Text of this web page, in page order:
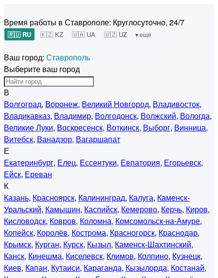
Время работы в Ставрополе: Круглосуточно, 24/7
🇷🇺 RU 🇰🇿 KZ 🇺🇦 UA 🇺🇿 UZ ▾ ещё
Ваш город: Ставрополь
Выберите ваш город
В
Волгоград, Воронеж, Великий Новгород, Владивосток,
Владикавказ, Владимир, Волгодонск, Волжский, Вологда,
Великие Луки, Воскресенск, Воткинск, Выборг, Винница,
Витебск, Ванадзор, Вагаршапат
Е
Екатеринбург, Елец, Ессентуки, Евпатория, Егорьевск,
Ейск, Ереван
К
Казань, Красноярск, Калининград, Калуга, Каменск-
Уральский, Камышин, Каспийск, Кемерово, Керчь, Киров,
Кисловодск, Ковров, Коломна, Комсомольск-на-Амуре,
Копейск, Королёв, Кострома, Красногорск, Краснодар,
Крымск, Курган, Курск, Кызыл, Каменск-Шахтинский,
Канск, Кинешма, Киселевск, Климов, Колпино, Кузнецк,
Киев, Капан, Кутаиси, Караганда, Кызылорда, Костанай,